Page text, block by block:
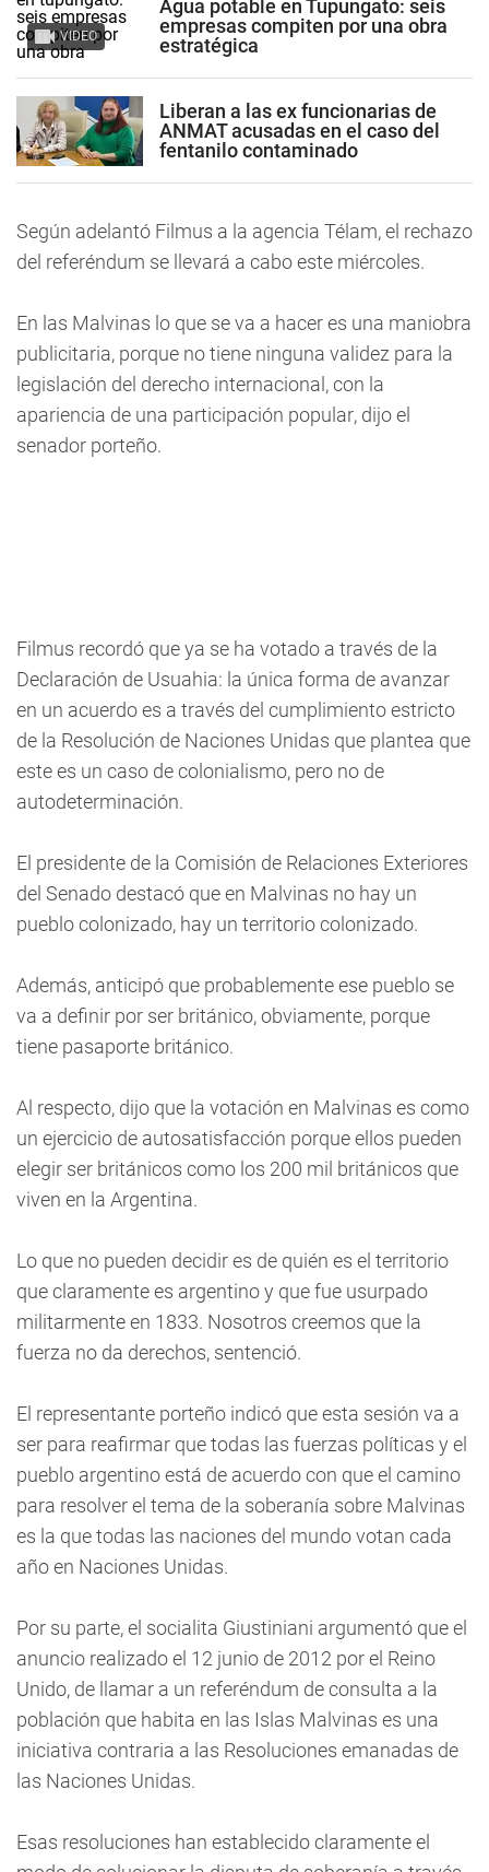
VIDEO
Agua potable en Tupungato: seis
empresas compiten por una obra
estratégica
Liberan a las ex funcionarias de
ANMAT acusadas en el caso del
fentanilo contaminado
Según adelantó Filmus a la agencia Télam, el rechazo
del referéndum se llevará a cabo este miércoles.
En las Malvinas lo que se va a hacer es una maniobra
publicitaria, porque no tiene ninguna validez para la
legislación del derecho internacional, con la
apariencia de una participación popular, dijo el
senador porteño.
Filmus recordó que ya se ha votado a través de la
Declaración de Usuahia: la única forma de avanzar
en un acuerdo es a través del cumplimiento estricto
de la Resolución de Naciones Unidas que plantea que
este es un caso de colonialismo, pero no de
autodeterminación.
El presidente de la Comisión de Relaciones Exteriores
del Senado destacó que en Malvinas no hay un
pueblo colonizado, hay un territorio colonizado.
Además, anticipó que probablemente ese pueblo se
va a definir por ser británico, obviamente, porque
tiene pasaporte británico.
Al respecto, dijo que la votación en Malvinas es como
un ejercicio de autosatisfacción porque ellos pueden
elegir ser británicos como los 200 mil británicos que
viven en la Argentina.
Lo que no pueden decidir es de quién es el territorio
que claramente es argentino y que fue usurpado
militarmente en 1833. Nosotros creemos que la
fuerza no da derechos, sentenció.
El representante porteño indicó que esta sesión va a
ser para reafirmar que todas las fuerzas políticas y el
pueblo argentino está de acuerdo con que el camino
para resolver el tema de la soberanía sobre Malvinas
es la que todas las naciones del mundo votan cada
año en Naciones Unidas.
Por su parte, el socialita Giustiniani argumentó que el
anuncio realizado el 12 junio de 2012 por el Reino
Unido, de llamar a un referéndum de consulta a la
población que habita en las Islas Malvinas es una
iniciativa contraria a las Resoluciones emanadas de
las Naciones Unidas.
Esas resoluciones han establecido claramente el